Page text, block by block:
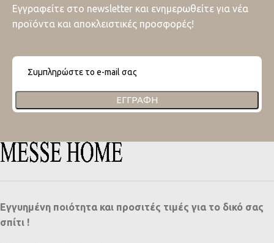
Εγγραφείτε στο newsletter και ενημερωθείτε για νέα
προϊόντα και αποκλειστικές προσφορές!
ΕΓΓΡΑΦΉ
Εγγυημένη ποιότητα και προσιτές τιμές για το δικό σας
σπίτι !